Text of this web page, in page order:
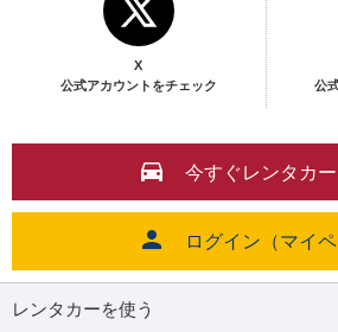
X
公式アカウントをチェック
公
今すぐレンタカ
ログイン（マイペ
レンタカーを使う